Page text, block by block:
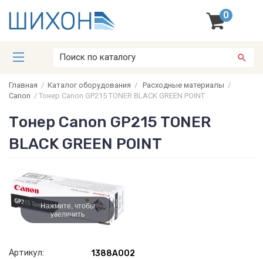
0
Главная / Каталог оборудования / Расходные материалы /
Canon / Тонер Canon GP215 TONER BLACK GREEN POINT
Тонер Canon GP215 TONER
BLACK GREEN POINT
Нажмите, чтобы
увеличить
Артикул: 1388A002